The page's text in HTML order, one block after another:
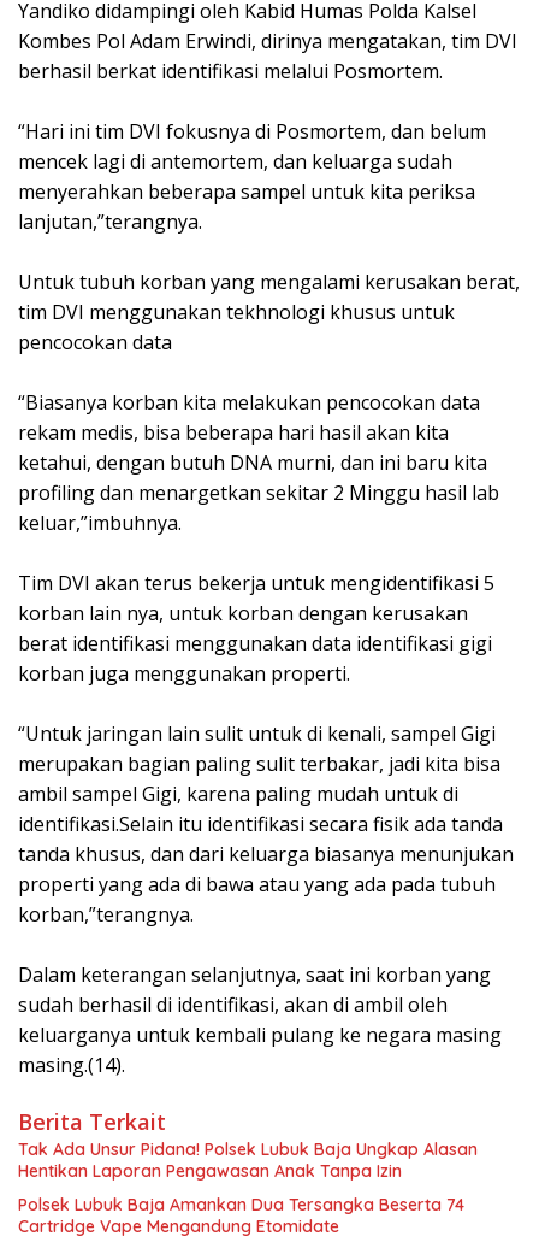
Yandiko didampingi oleh Kabid Humas Polda Kalsel
Kombes Pol Adam Erwindi, dirinya mengatakan, tim DVI
berhasil berkat identifikasi melalui Posmortem.
“Hari ini tim DVI fokusnya di Posmortem, dan belum
mencek lagi di antemortem, dan keluarga sudah
menyerahkan beberapa sampel untuk kita periksa
lanjutan,”terangnya.
Untuk tubuh korban yang mengalami kerusakan berat,
tim DVI menggunakan tekhnologi khusus untuk
pencocokan data
“Biasanya korban kita melakukan pencocokan data
rekam medis, bisa beberapa hari hasil akan kita
ketahui, dengan butuh DNA murni, dan ini baru kita
profiling dan menargetkan sekitar 2 Minggu hasil lab
keluar,”imbuhnya.
Tim DVI akan terus bekerja untuk mengidentifikasi 5
korban lain nya, untuk korban dengan kerusakan
berat identifikasi menggunakan data identifikasi gigi
korban juga menggunakan properti.
“Untuk jaringan lain sulit untuk di kenali, sampel Gigi
merupakan bagian paling sulit terbakar, jadi kita bisa
ambil sampel Gigi, karena paling mudah untuk di
identifikasi.Selain itu identifikasi secara fisik ada tanda
tanda khusus, dan dari keluarga biasanya menunjukan
properti yang ada di bawa atau yang ada pada tubuh
korban,”terangnya.
Dalam keterangan selanjutnya, saat ini korban yang
sudah berhasil di identifikasi, akan di ambil oleh
keluarganya untuk kembali pulang ke negara masing
masing.(14).
Berita Terkait
Tak Ada Unsur Pidana! Polsek Lubuk Baja Ungkap Alasan
Hentikan Laporan Pengawasan Anak Tanpa Izin
Polsek Lubuk Baja Amankan Dua Tersangka Beserta 74
Cartridge Vape Mengandung Etomidate